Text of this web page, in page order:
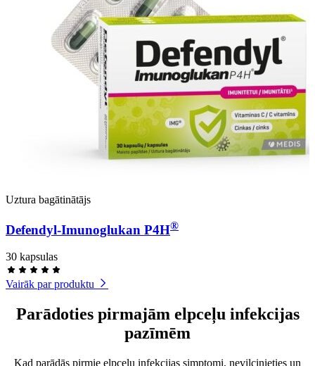
Uztura bagātinātājs
Defendyl-Imunoglukan P4H®
30 kapsulas
Vairāk par produktu
Parādoties pirmajām elpceļu infekcijas
pazīmēm
Kad parādās pirmie elpceļu infekcijas simptomi, nevilcinieties un